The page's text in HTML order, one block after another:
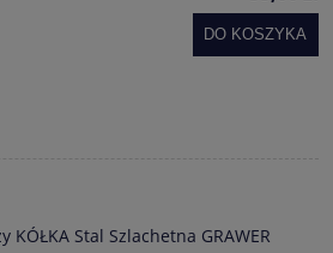
DO KOSZYKA
KÓŁKA Stal Szlachetna GRAWER